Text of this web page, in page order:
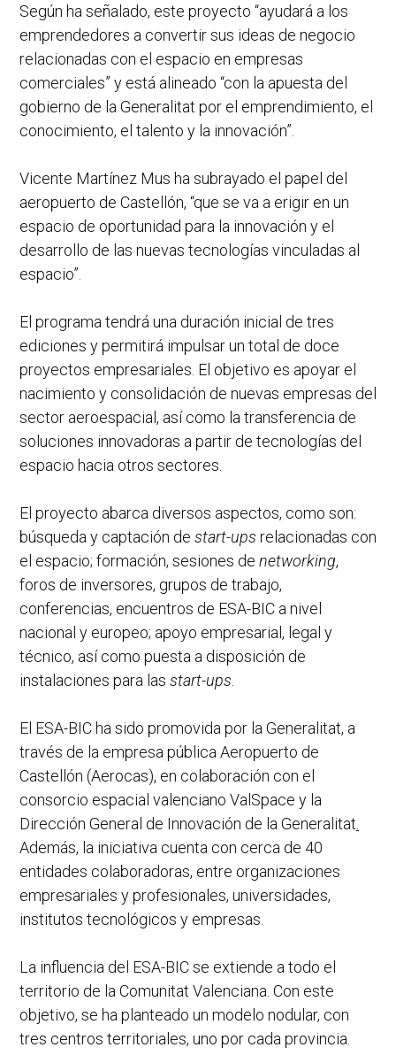
Según ha señalado, este proyecto “ayudará a los
emprendedores a convertir sus ideas de negocio
relacionadas con el espacio en empresas
comerciales” y está alineado “con la apuesta del
gobierno de la Generalitat por el emprendimiento, el
conocimiento, el talento y la innovación”.
Vicente Martínez Mus ha subrayado el papel del
aeropuerto de Castellón, “que se va a erigir en un
espacio de oportunidad para la innovación y el
desarrollo de las nuevas tecnologías vinculadas al
espacio”.
El programa tendrá una duración inicial de tres
ediciones y permitirá impulsar un total de doce
proyectos empresariales. El objetivo es apoyar el
nacimiento y consolidación de nuevas empresas del
sector aeroespacial, así como la transferencia de
soluciones innovadoras a partir de tecnologías del
espacio hacia otros sectores.
El proyecto abarca diversos aspectos, como son:
búsqueda y captación de start-ups relacionadas con
el espacio; formación, sesiones de networking,
foros de inversores, grupos de trabajo,
conferencias, encuentros de ESA-BIC a nivel
nacional y europeo; apoyo empresarial, legal y
técnico, así como puesta a disposición de
instalaciones para las start-ups
El ESA-BIC ha sido promovida por la Generalitat, a
través de la empresa pública Aeropuerto de
Castellón (Aerocas), en colaboración con el
consorcio espacial valenciano ValSpace y la
Dirección General de Innovación de la Generalitat
Además, la iniciativa cuenta con cerca de 40
entidades colaboradoras, entre organizaciones
empresariales y profesionales, universidades,
institutos tecnológicos y empresas.
La influencia del ESA-BIC se extiende a todo el
territorio de la Comunitat Valenciana. Con este
objetivo, se ha planteado un modelo nodular, con
tres centros territoriales, uno por cada provincia.